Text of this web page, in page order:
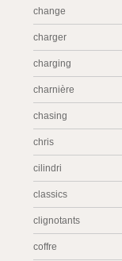
change
charger
charging
charnière
chasing
chris
cilindri
classics
clignotants
coffre